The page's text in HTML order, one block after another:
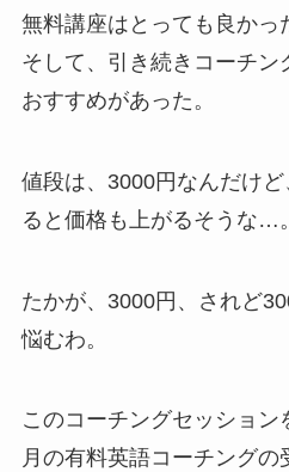
無料講座はとっても良かっ
そして、引き続きコーチン
おすすめがあった。
値段は、3000円なんだけ
ると価格も上がるそうな…。
たかが、3000円、されど
悩むわ。
このコーチングセッショ
月の有料英語コーチングの